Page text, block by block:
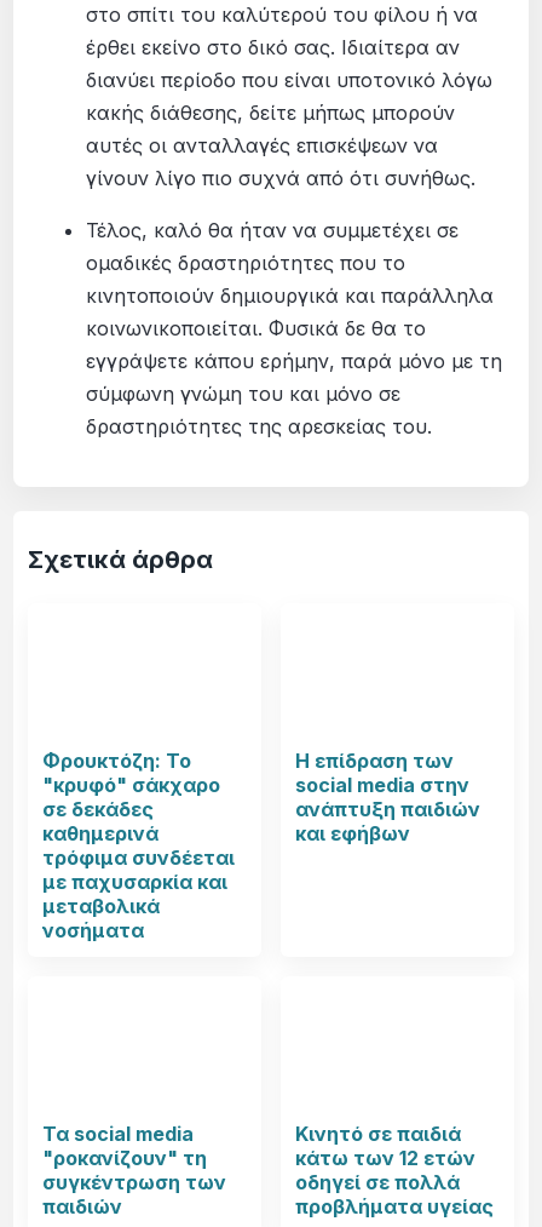
στο σπίτι του καλύτερού του φίλου ή να
έρθει εκείνο στο δικό σας. Ιδιαίτερα αν
διανύει περίοδο που είναι υποτονικό λόγω
κακής διάθεσης, δείτε μήπως μπορούν
αυτές οι ανταλλαγές επισκέψεων να
γίνουν λίγο πιο συχνά από ότι συνήθως.
Τέλος, καλό θα ήταν να συμμετέχει σε
ομαδικές δραστηριότητες που το
κινητοποιούν δημιουργικά και παράλληλα
κοινωνικοποιείται. Φυσικά δε θα το
εγγράψετε κάπου ερήμην, παρά μόνο με τη
σύμφωνη γνώμη του και μόνο σε
δραστηριότητες της αρεσκείας του.
Σχετικά άρθρα
Φρουκτόζη: Το
"κρυφό" σάκχαρο
σε δεκάδες
καθημερινά
τρόφιμα συνδέεται
με παχυσαρκία και
μεταβολικά
νοσήματα
Η επίδραση των
social media στην
ανάπτυξη παιδιών
και εφήβων
Τα social media
"ροκανίζουν" τη
συγκέντρωση των
παιδιών
Κινητό σε παιδιά
κάτω των 12 ετών
οδηγεί σε πολλά
προβλήματα υγείας